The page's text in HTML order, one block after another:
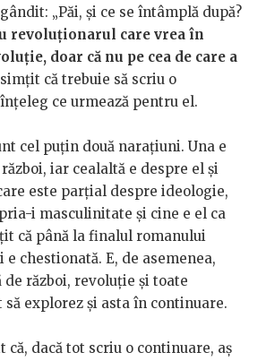
„Păi, și ce se întâmplă după?
revoluționarul care vrea în
doar că nu pe cea de care a
simțit că trebuie să scriu o
ce urmează pentru el.
cel puțin două narațiuni. Una e
iar cealaltă e despre el și
este parțial despre ideologie,
i masculinitate și cine e el ca
că până la finalul romanului
chestionată. E, de asemenea,
război, revoluție și toate
explorez și asta în continuare.
dacă tot scriu o continuare, aș